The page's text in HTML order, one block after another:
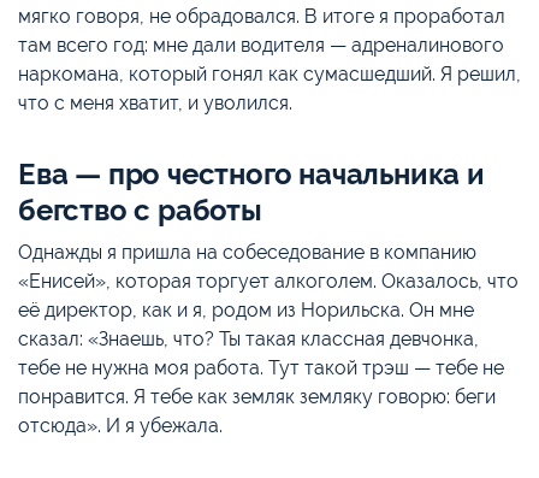
мягко говоря, не обрадовался. В итоге я проработал
там всего год: мне дали водителя — адреналинового
наркомана, который гонял как сумасшедший. Я решил,
что с меня хватит, и уволился.
Ева — про честного начальника и
бегство с работы
Однажды я пришла на собеседование в компанию
«Енисей», которая торгует алкоголем. Оказалось, что
её директор, как и я, родом из Норильска. Он мне
сказал: «Знаешь, что? Ты такая классная девчонка,
тебе не нужна моя работа. Тут такой трэш — тебе не
понравится. Я тебе как земляк земляку говорю: беги
отсюда». И я убежала.